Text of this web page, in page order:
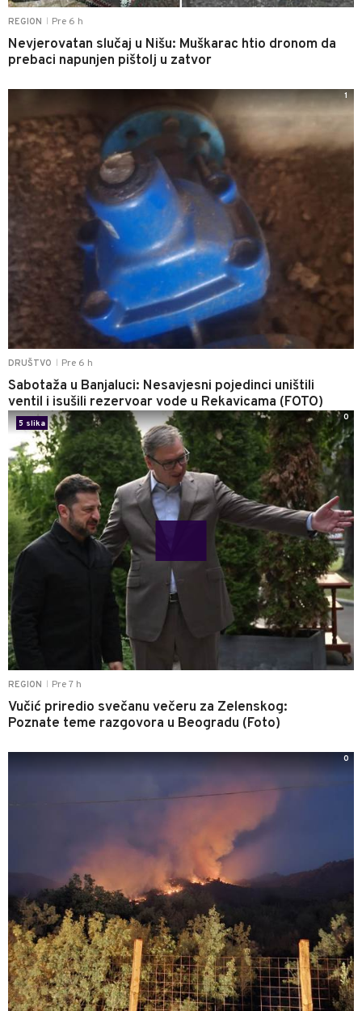
REGION Pre 6 h
Nevjerovatan slučaj u Nišu: Muškarac htio dronom da
prebaci napunjen pištolj u zatvor
DRUŠTVO Pre 6 h
Sabotaža u Banjaluci: Nesavjesni pojedinci uništili
ventil i isušili rezervoar vode u Rekavicama (FOTO)
1
REGION Pre 7 h
Vučić priredio svečanu večeru za Zelenskog:
Poznate teme razgovora u Beogradu (Foto)
5 slika
0
0